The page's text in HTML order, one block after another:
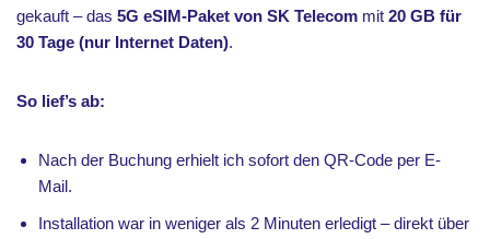
gekauft – das 5G eSIM-Paket von SK Telecom mit 20 GB für
30 Tage (nur Internet Daten).
So lief’s ab:
Nach der Buchung erhielt ich sofort den QR-Code per E-
Mail.
Installation war in weniger als 2 Minuten erledigt – direkt über